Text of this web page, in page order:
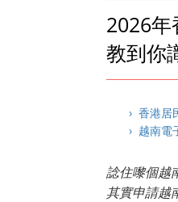
2026
教到你
› 香港居
› 越南電
諗住嚟個越
其實申請越